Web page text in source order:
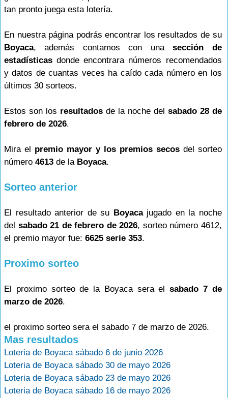
tan pronto juega esta lotería.
En nuestra página podrás encontrar los resultados de su
Boyaca, además contamos con unasección de
estadísticas donde encontrara números recomendados
y datos de cuantas veces ha caído cada número en los
últimos 30 sorteos.
Estos son los resultadosde la noche del sabado 28 de
febrero de 2026.
Mira el premio mayor y los premios secosdel sorteo
número 4613 de la Boyaca.
Sorteo anterior
El resultado anterior de su Boyacajugado en la noche
del sabado 21 de febrero de 2026, sorteo número 4612,
el premio mayor fue: 6625 serie 353.
Proximo sorteo
El proximo sorteo de la Boyaca sera elsabado 7 de
marzo de 2026.
el proximo sorteo sera el sabado 7 de marzo de 2026.
Mas resultados
Loteria de Boyaca sábado 6 de junio 2026
Loteria de Boyaca sábado 30 de mayo 2026
Loteria de Boyaca sábado 23 de mayo 2026
Loteria de Boyaca sábado 16 de mayo 2026